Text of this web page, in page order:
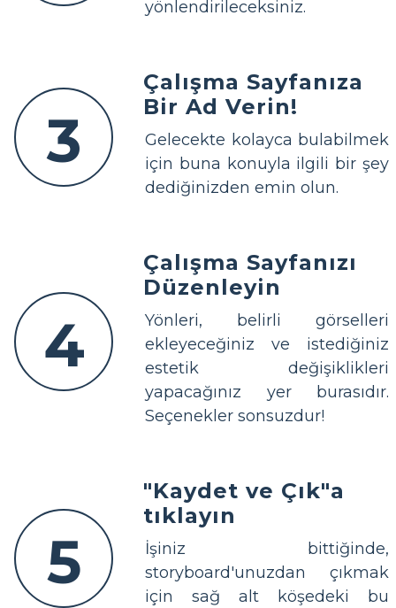
yönlendirileceksiniz.
3
Çalışma Sayfanıza
Bir Ad Verin!
Gelecekte kolayca bulabilmek
için buna konuyla ilgili bir şey
dediğinizden emin olun.
4
Çalışma Sayfanızı
Düzenleyin
Yönleri, belirli görselleri
ekleyeceğiniz ve istediğiniz
estetik değişiklikleri
yapacağınız yer burasıdır.
Seçenekler sonsuzdur!
5
"Kaydet ve Çık"a
tıklayın
İşiniz bittiğinde,
storyboard'unuzdan çıkmak
için sağ alt köşedeki bu